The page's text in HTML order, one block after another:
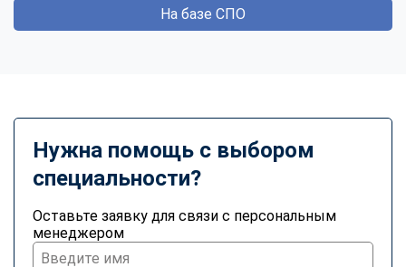
На базе СПО
Нужна помощь с выбором
специальности?
Оставьте заявку для связи с персональным
менеджером